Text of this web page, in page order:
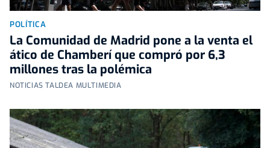
POLÍTICA
La Comunidad de Madrid pone a la venta el
ático de Chamberí que compró por 6,3
millones tras la polémica
NOTICIAS TALDEA MULTIMEDIA